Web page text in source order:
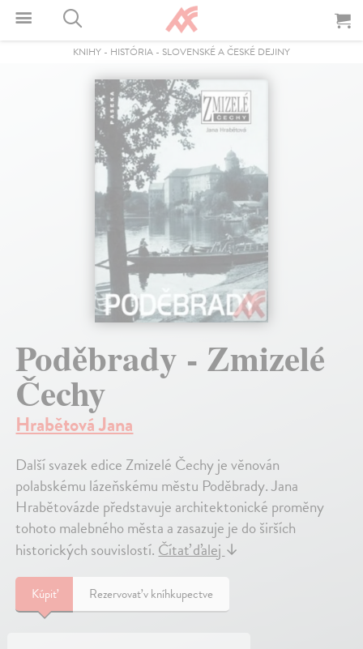
KNIHY - HISTÓRIA - SLOVENSKÉ A ČESKÉ DEJINY
Poděbrady - Zmizelé
Čechy
Hrabětová Jana
Další svazek edice Zmizelé Čechy je věnován
polabskému lázeňskému městu Poděbrady. Jana
Hrabětovázde představuje architektonické proměny
tohoto malebného města a zasazuje je do širších
historických souvislostí.Čítať ďalej↓
Kúpiť Rezervovať v kníhkupectve